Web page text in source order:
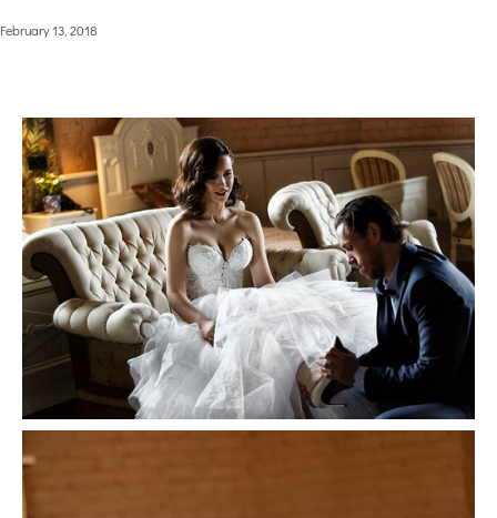
February 13, 2018